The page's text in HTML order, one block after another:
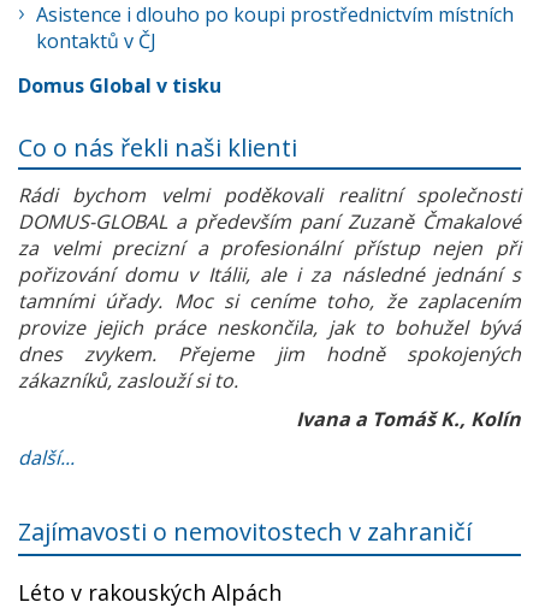
Asistence i dlouho po koupi prostřednictvím místních
kontaktů v ČJ
Domus Global v tisku
Co o nás řekli naši klienti
Rádi bychom velmi poděkovali realitní společnosti
DOMUS-GLOBAL a především paní Zuzaně Čmakalové
za velmi precizní a profesionální přístup nejen při
pořizování domu v Itálii, ale i za následné jednání s
tamními úřady. Moc si ceníme toho, že zaplacením
provize jejich práce neskončila, jak to bohužel bývá
dnes zvykem. Přejeme jim hodně spokojených
zákazníků, zaslouží si to.
Ivana a Tomáš K., Kolín
další...
Zajímavosti o nemovitostech v zahraničí
Léto v rakouských Alpách